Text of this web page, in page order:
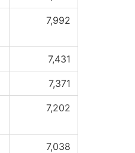
7,992
7,431
7,371
7,202
7,038